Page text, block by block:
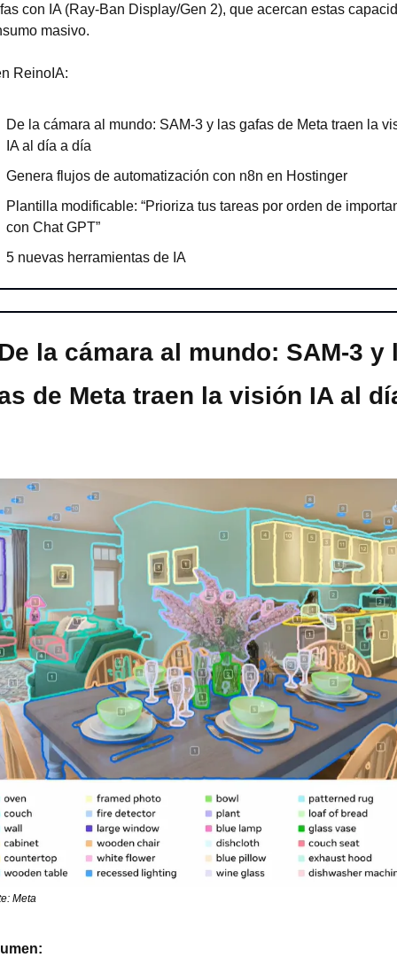
con IA (Ray-Ban Display/Gen 2), que acercan estas
masivo.
ReinoIA:
De la cámara al mundo: SAM-3 y las gafas de Meta traen la
IA al día a día
Genera flujos de automatización con n8n en Hostinger
Plantilla modificable: “Prioriza tus tareas por orden de
con Chat GPT”
5 nuevas herramientas de IA
la cámara al mundo: SAM-3 y
de Meta traen la visión IA al
Meta